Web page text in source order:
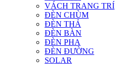
VÁCH TRANG TRÍ
ĐÈN CHÙM
ĐÈN THẢ
ĐÈN BÀN
ĐÈN PHA
ĐÈN ĐƯỜNG
SOLAR